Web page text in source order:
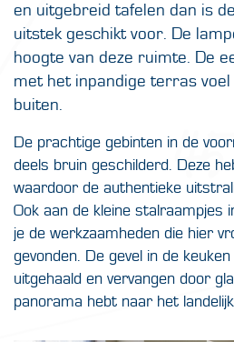
en uitgebreid tafelen dan is
uitstek geschikt voor. De
hoogte van deze ruimte. De
met het inpandige terras
buiten.
De prachtige gebinten in de
deels bruin geschilderd. Deze
waardoor de authentieke
Ook aan de kleine stalraampjes
je de werkzaamheden die hier
gevonden. De gevel in de
uitgehaald en vervangen door
panorama hebt naar het